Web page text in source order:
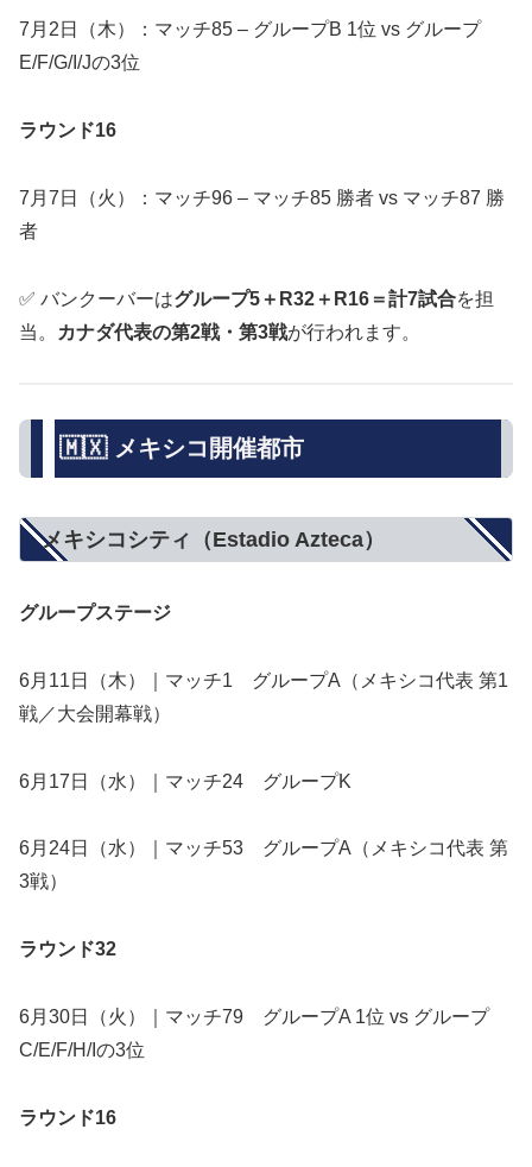
7月2日（木）：マッチ85 – グループB 1位 vs グループ
E/F/G/I/Jの3位
ラウンド16
7月7日（火）：マッチ96 – マッチ85 勝者 vs マッチ87 勝
者
✅ バンクーバーはグループ5＋R32＋R16＝計7試合を担
当。
カナダ代表の第2戦・第3戦が行われます。
🇲🇽 メキシコ開催都市
メキシコシティ（Estadio Azteca）
グループステージ
6月11日（木）｜マッチ1 グループA（メキシコ代表 第1
戦／大会開幕戦）
6月17日（水）｜マッチ24 グループK
6月24日（水）｜マッチ53 グループA（メキシコ代表 第
3戦）
ラウンド32
6月30日（火）｜マッチ79 グループA 1位 vs グループ
C/E/F/H/Iの3位
ラウンド16